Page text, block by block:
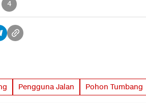
4
Pengguna Jalan Pohon Tumbang